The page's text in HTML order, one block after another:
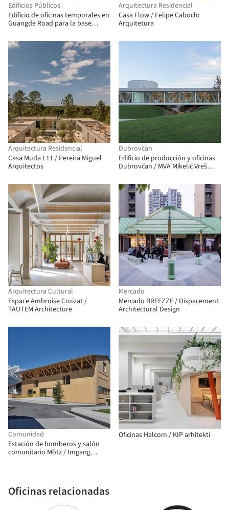
Edificios Públicos
Edificio de oficinas temporales en
Guangde Road para la base
público / Atelier Z+
Arquitectura Residencial
Casa Flow / Felipe Caboclo
Arquitetura
Arquitectura Residencial
Casa Muda L11 / Pereira Miguel
Arquitectos
Dubrovčan
Edificio de producción y oficinas
Dubrovčan / MVA Mikelić Vreš
Arquitectura Cultural
Espace Ambroise Croizat /
TAUTEM Architecture
Mercado
Mercado BREEZZE / Dispacement
Architectural Design
Comunidad
Estación de bomberos y salón
comunitario Mötz / Imgang
Oficinas relacionadas
Oficinas Halcom / KIP arhitekti